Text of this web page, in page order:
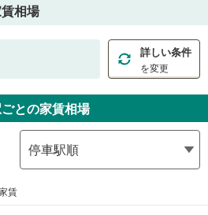
相場
詳しい条件
を変更
との家賃相場
賃